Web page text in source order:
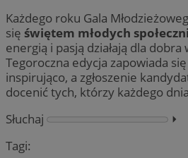
Każdego roku Gala
się świętem młodych
energią i pasją działają dla dobra
Tegoroczna edycja zapowiada
inspirująco, a zgłoszenie
docenić tych, którzy każdego
Słuchaj
⏵︎
Tagi: